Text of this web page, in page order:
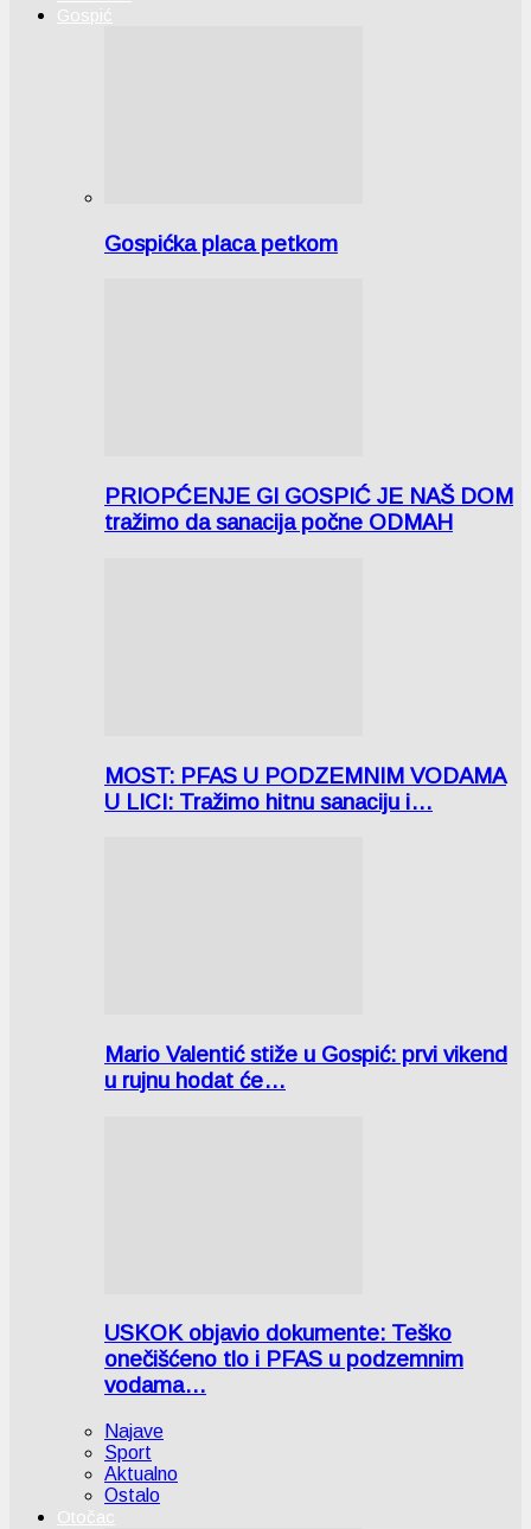
Gospić
Gospićka placa petkom
PRIOPĆENJE GI GOSPIĆ JE NAŠ DOM
tražimo da sanacija počne ODMAH
MOST: PFAS U PODZEMNIM VODAMA
U LICI: Tražimo hitnu sanaciju i…
Mario Valentić stiže u Gospić: prvi vikend
u rujnu hodat će…
USKOK objavio dokumente: Teško
onečišćeno tlo i PFAS u podzemnim
vodama…
Najave
Sport
Aktualno
Ostalo
Otočac